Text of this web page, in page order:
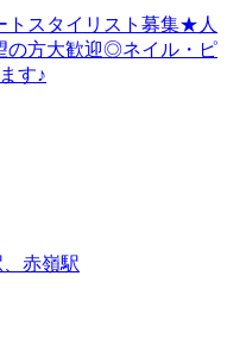
トスタイリスト募集★人
の方大歓迎◎ネイル・ピ
す♪
赤嶺駅